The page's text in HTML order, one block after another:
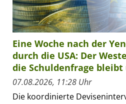
Eine Woche nach der
durch die USA: Der
die Schuldenfrage
07.08.2026, 11:28 Uhr
Die koordinierte